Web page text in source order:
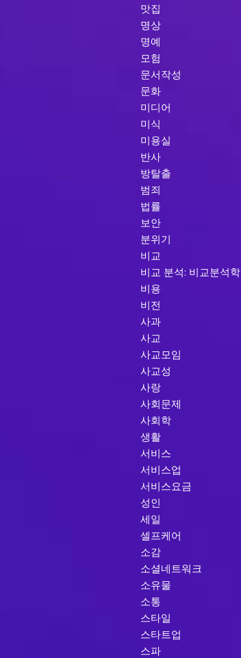
맛집
명상
명예
모험
문서작성
문화
미디어
미식
미용실
반사
방탈출
범죄
법률
보안
분위기
비교
비교 분석: 비교분석학
비용
비전
사과
사교
사교모임
사교성
사랑
사회문제
사회학
생활
서비스
서비스업
서비스요금
성인
세일
셀프케어
소감
소셜네트워크
소유물
소통
스타일
스타트업
스파